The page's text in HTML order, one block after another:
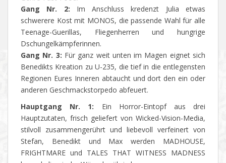
Gang Nr. 2: Im Anschluss kredenzt Julia etwas
schwerere Kost mit MONOS, die passende Wahl für alle
Teenage-Guerillas, Fliegenherren und hungrige
Dschungelkämpferinnen.
Gang Nr. 3: Für ganz weit unten im Magen eignet sich
Benedikts Kreation zu U-235, die tief in die entlegensten
Regionen Eures Inneren abtaucht und dort den ein oder
anderen Geschmackstorpedo abfeuert.
Hauptgang Nr. 1: Ein Horror-Eintopf aus drei
Hauptzutaten, frisch geliefert von Wicked-Vision-Media,
stilvoll zusammengerührt und liebevoll verfeinert von
Stefan, Benedikt und Max werden MADHOUSE,
FRIGHTMARE und TALES THAT WITNESS MADNESS